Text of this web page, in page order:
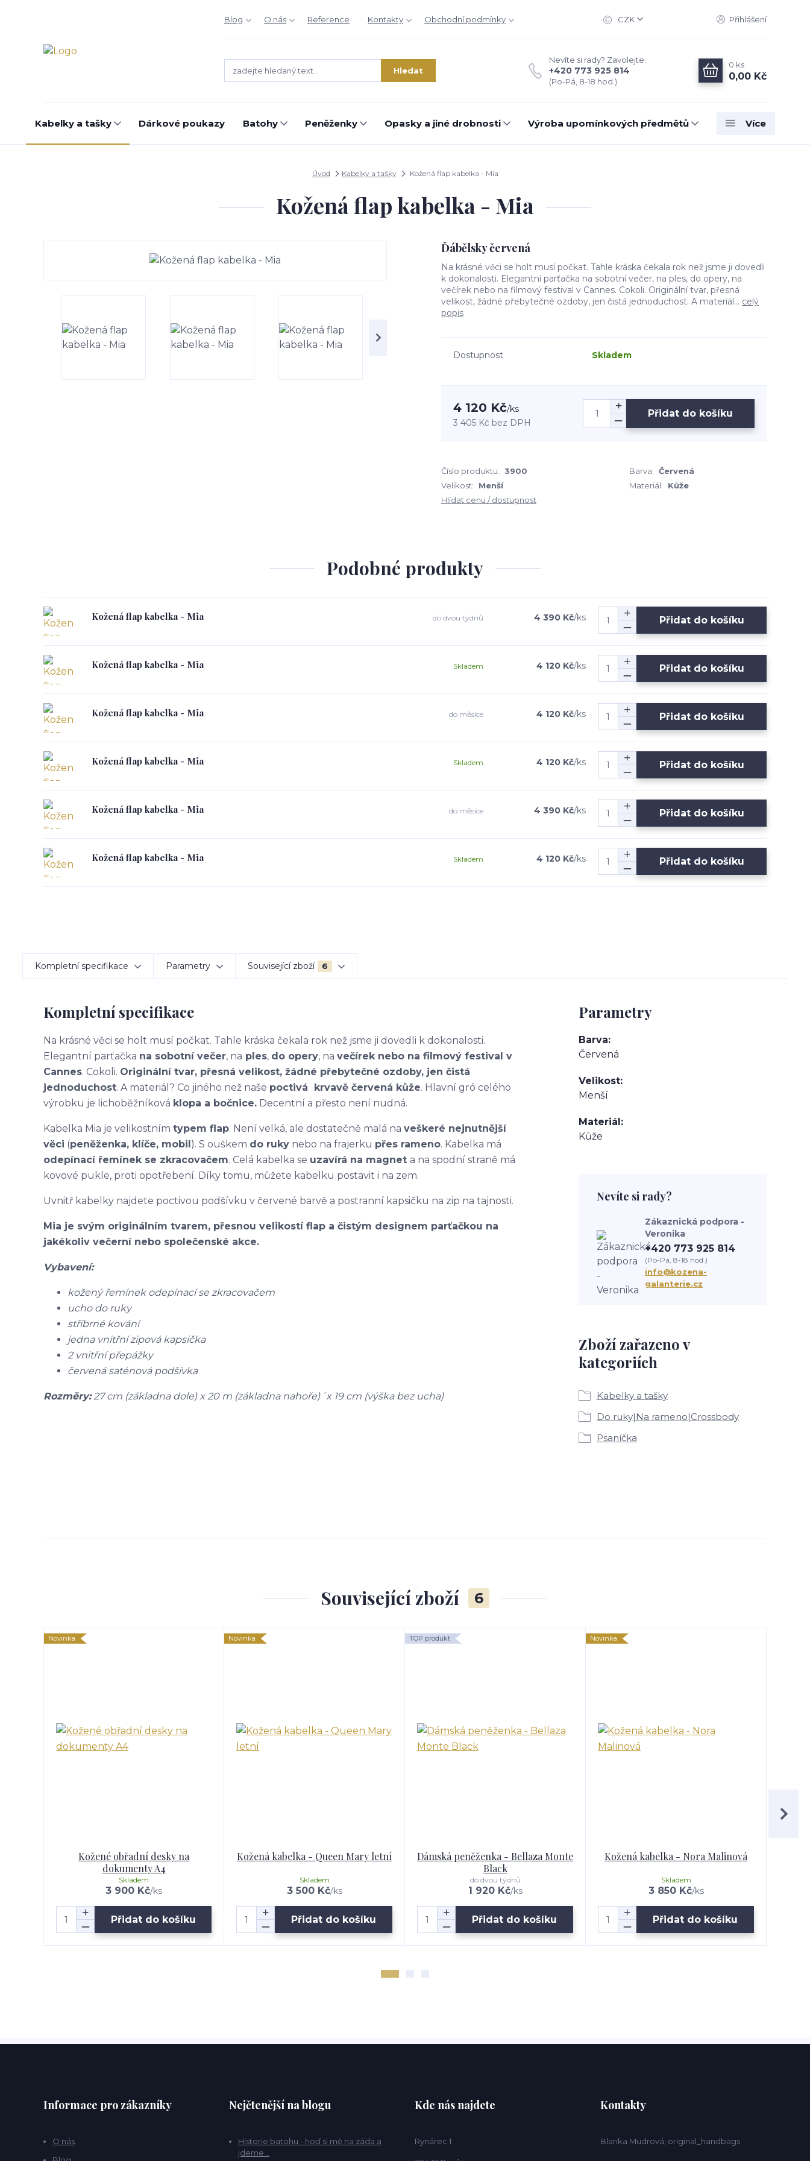
Blog O nás Reference Kontakty Obchodní podmínky CZK Přihlášení
Hledat
Nevíte si rady? Zavolejte.
+420 773 925 814
(Po-Pá, 8-18 hod.)
0 ks
0,00 Kč
Kabelky a tašky Dárkové poukazy Batohy Peněženky Opasky a jiné drobnosti Výroba upomínkových předmětů Více
Úvod Kabelky a tašky Kožená flap kabelka - Mia
Kožená flap kabelka - Mia
Ďábělsky červená
Na krásné věci se holt musí počkat. Tahle kráska čekala rok než jsme ji dovedli
k dokonalosti. Elegantní parťačka na sobotní večer, na ples, do opery, na
večírek nebo na filmový festival v Cannes. Cokoli. Originální tvar, přesná
velikost, žádné přebytečné ozdoby, jen čistá jednoduchost. A materiál... celý
popis
Dostupnost Skladem
4 120 Kč/ks
3 405 Kč bez DPH
Přidat do košíku
Číslo produktu: 3900 Barva: Červená
Velikost:
Menší Materiál:
Kůže
Hlídat cenu / dostupnost
Podobné produkty
Kožená flap kabelka - Mia 4 390 Kč/ks
do dvou týdnů Přidat do košíku
Kožená flap kabelka - Mia 4 120 Kč/ks
Skladem Přidat do košíku
Kožená flap kabelka - Mia 4 120 Kč/ks
do měsíce Přidat do košíku
Kožená flap kabelka - Mia 4 120 Kč/ks
Skladem Přidat do košíku
Kožená flap kabelka - Mia 4 390 Kč/ks
do měsíce Přidat do košíku
Kožená flap kabelka - Mia 4 120 Kč/ks
Skladem Přidat do košíku
Kompletní specifikace Parametry Související zboží 6
Kompletní specifikace
Na krásné věci se holt musí počkat. Tahle kráska čekala rok než jsme ji dovedli k dokonalosti.
Elegantní parťačka na sobotní večer, na ples, do opery, na večírek nebo na filmový festival v
Cannes. Cokoli. Originální tvar, přesná velikost, žádné přebytečné ozdoby, jen čistá
jednoduchost. A materiál? Co jiného než naše poctivá krvavě červená kůže. Hlavní gró celého
výrobku je lichoběžníková klopa a bočnice. Decentní a přesto není nudná.
Kabelka Mia je velikostním typem flap. Není velká, ale dostatečně malá na veškeré nejnutnější
věci (peněženka, klíče, mobil). S ouškem do ruky nebo na frajerku přes rameno. Kabelka má
odepínací řemínek se zkracovačem. Celá kabelka se uzavírá na magnet a na spodní straně má
kovové pukle, proti opotřebení. Díky tomu, můžete kabelku postavit i na zem.
Uvnitř kabelky najdete poctivou podšívku v červené barvě a postranní kapsičku na zip na tajnosti.
Mia je svým originálním tvarem, přesnou velikostí flap a čistým designem parťačkou na
jakékoliv večerní nebo společenské akce.
Vybavení:
kožený řemínek odepínací se zkracovačem
ucho do ruky
stříbrné kování
jedna vnitřní zipová kapsička
2 vnitřní přepážky
červená saténová podšívka
Rozměry:27 cm (základna dole) x 20 m (základna nahoře)´x 19 cm (výška bez ucha)
Parametry
Barva
Červená
Velikost
Menší
Materiál
Kůže
Zboží zařazeno v
kategoriích
Kabelky a tašky
Do ruky|Na rameno|Crossbody
Psaníčka
Nevíte si rady?
Zákaznická podpora -
Veronika
+420 773 925 814
(Po-Pá, 8-18 hod.)
info@kozena-
galanterie.cz
Související zboží 6
Novinka
Kožené obřadní desky na
dokumenty A4
3 900 Kč/ks
Skladem
Přidat do košíku
Novinka
Kožená kabelka - Queen Mary letní
3 500 Kč/ks
Skladem
Přidat do košíku
TOP produkt
Dámská peněženka - Bellaza Monte
Black
1 920 Kč/ks
do dvou týdnů
Přidat do košíku
Novinka
Kožená kabelka - Nora Malinová
3 850 Kč/ks
Skladem
Přidat do košíku
Informace pro zákazníky
O nás
Nejčtenější na blogu
Historie batohu - hoď si mě na záda a
jdeme...
Kde nás najdete
Rynárec 1
Kontakty
Blanka Mudrová, original_handbags